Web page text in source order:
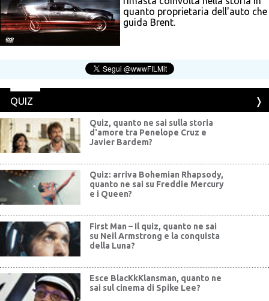
quanto proprietaria dell'auto che
guida Brent.
QUIZ
Quiz, quanto ne sai sulla storia
d'amore tra Penelope Cruz e
Javier Bardem?
Quiz: arriva Bohemian Rhapsody,
quanto ne sai su Freddie Mercury
e i Queen?
First Man – Il quiz, quanto ne sai
su Neil Armstrong e la conquista
della Luna?
Esce BlacKkKlansman, quanto ne
sai sul cinema di Spike Lee?